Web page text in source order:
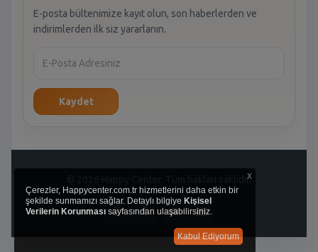
E-posta bültenimize kayıt olun, son haberlerden ve
indirimlerden ilk siz yararlanın.
Kaydet
© 2026 Happy Center. Tüm hakları saklıdır.
x
Çerezler, Happycenter.com.tr hizmetlerini daha etkin bir
şekilde sunmamızı sağlar. Detaylı bilgiye Kişisel
Verilerin Korunması sayfasından ulaşabilirsiniz.
Kabul Ediyorum